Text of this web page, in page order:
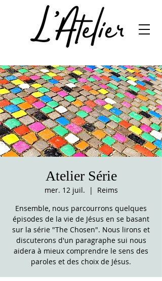
Atelier Série
mer. 12 juil.
  |
Reims
Ensemble, nous parcourrons quelques
épisodes de la vie de Jésus en se basant
sur la série "The Chosen". Nous lirons et
discuterons d'un paragraphe sui nous
aidera à mieux comprendre le sens des
paroles et des choix de Jésus.